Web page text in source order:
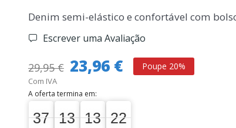
Denim semi-elástico e confortável com
Escrever uma Avaliação
29,95 € 23,96 € Poupe 20%
Com IVA
A oferta termina em:
37
37
00 13
13
00 13
13
00 21
21
22